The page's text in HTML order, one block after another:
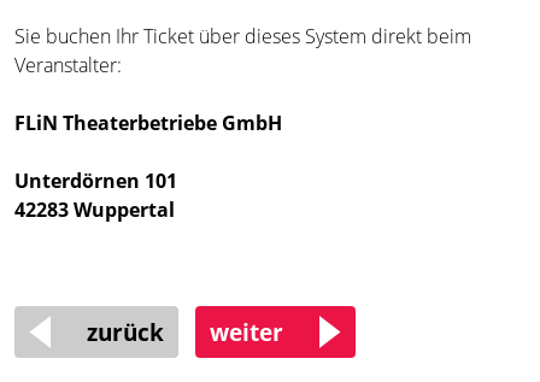
Sie buchen Ihr Ticket über dieses System direkt beim
Veranstalter:
FLiN Theaterbetriebe GmbH
Unterdörnen 101
42283 Wuppertal
zurück weiter